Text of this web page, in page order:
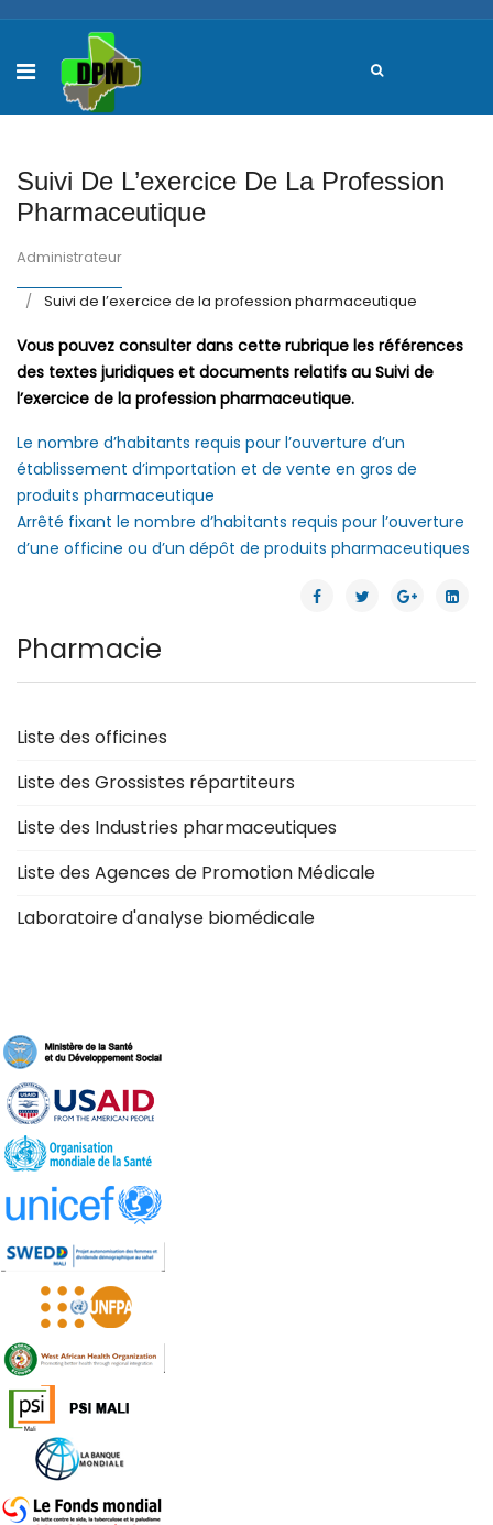
Suivi De L’exercice De La Profession
Pharmaceutique
Administrateur
Suivi de l’exercice de la profession pharmaceutique
Vous pouvez consulter dans cette rubrique les références
des textes juridiques et documents relatifs au Suivi de
l’exercice de la profession pharmaceutique.
Le nombre d’habitants requis pour l’ouverture d’un
établissement d’importation et de vente en gros de
produits pharmaceutique
Arrêté fixant le nombre d’habitants requis pour l’ouverture
d’une officine ou d’un dépôt de produits pharmaceutiques
Pharmacie
Liste des officines
Liste des Grossistes répartiteurs
Liste des Industries pharmaceutiques
Liste des Agences de Promotion Médicale
Laboratoire d'analyse biomédicale